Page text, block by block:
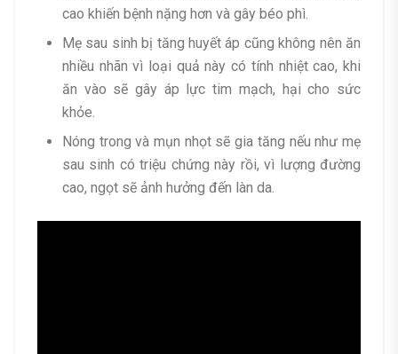
cao khiến bệnh nặng hơn và gây béo phì.
Mẹ sau sinh bị tăng huyết áp cũng không nên ăn
nhiều nhãn vì loại quả này có tính nhiệt cao, khi
ăn vào sẽ gây áp lực tim mạch, hại cho sức
khỏe.
Nóng trong và mụn nhọt sẽ gia tăng nếu như mẹ
sau sinh có triệu chứng này rồi, vì lượng đường
cao, ngọt sẽ ảnh hưởng đến làn da.